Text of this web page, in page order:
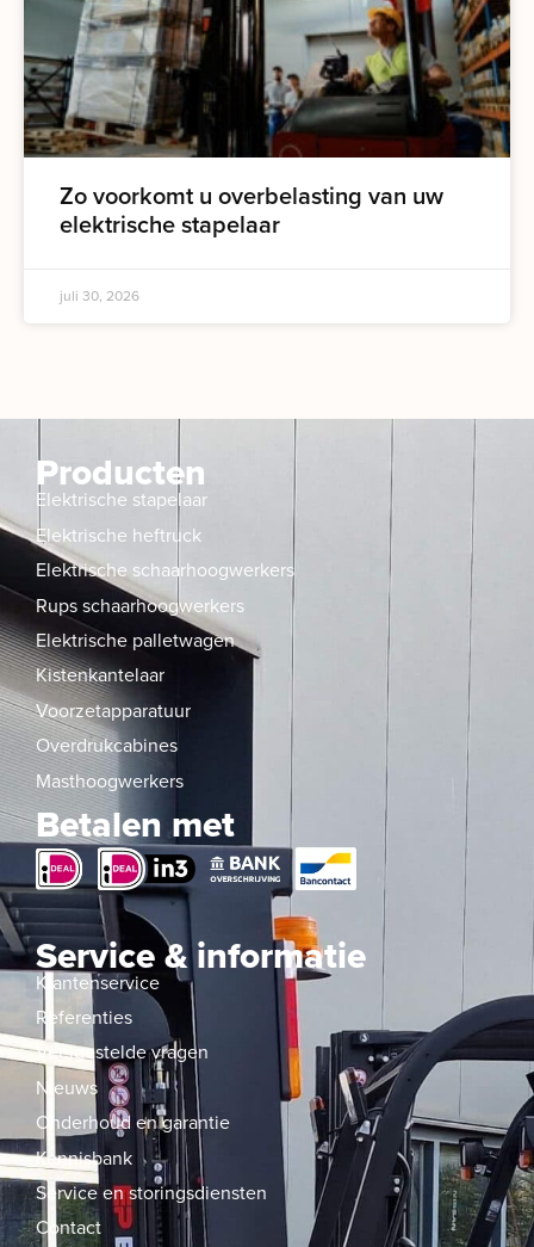
Zo voorkomt u overbelasting van uw
elektrische stapelaar
juli 30, 2026
Producten
Elektrische stapelaar
Elektrische heftruck
Elektrische schaarhoogwerkers
Rups schaarhoogwerkers
Elektrische palletwagen
Kistenkantelaar
Voorzetapparatuur
Overdrukcabines
Masthoogwerkers
Betalen met
Service & informatie
Klantenservice
Referenties
Veelgestelde vragen
Nieuws
Onderhoud en garantie
Kennisbank
Service en storingsdiensten
Contact